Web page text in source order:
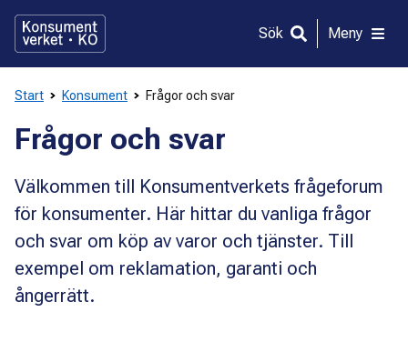
direkt
innehållet
Sök Meny
Start Konsument Frågor och svar
Frågor och svar
Välkommen till Konsumentverkets frågeforum
för konsumenter. Här hittar du vanliga frågor
och svar om köp av varor och tjänster. Till
exempel om reklamation, garanti och
ångerrätt.